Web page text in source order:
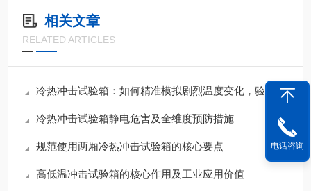
相关文章
RELATED ARTICLES
冷热冲击试验箱：如何精准模拟剧烈温度变化，验证产品可靠性？
冷热冲击试验箱静电危害及全维度预防措施
规范使用两厢冷热冲击试验箱的核心要点
高低温冲击试验箱的核心作用及工业应用价值
电话咨询